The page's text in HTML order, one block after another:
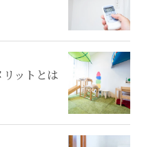
ットとは